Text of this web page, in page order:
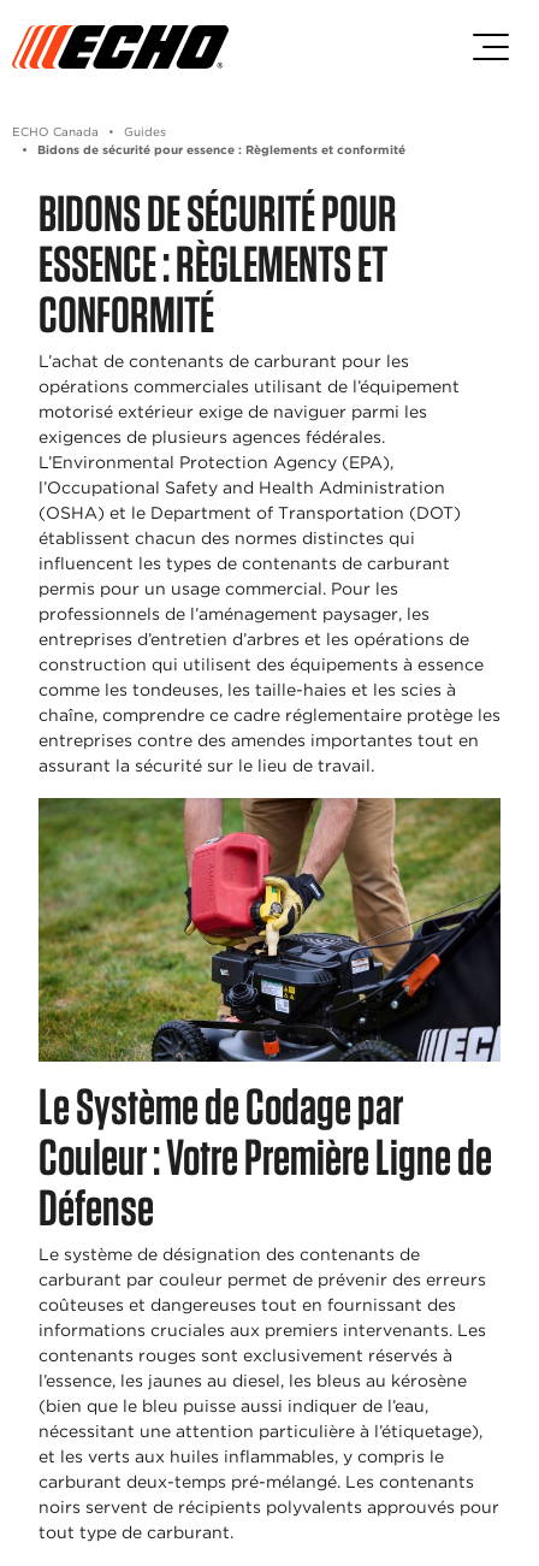
ECHO Canada
Guides
Bidons de sécurité pour essence : Règlements et conformité
BIDONS DE SÉCURITÉ POUR
ESSENCE : RÈGLEMENTS ET
CONFORMITÉ
L’achat de contenants de carburant pour les
opérations commerciales utilisant de l’équipement
motorisé extérieur exige de naviguer parmi les
exigences de plusieurs agences fédérales.
L’Environmental Protection Agency (EPA),
l’Occupational Safety and Health Administration
(OSHA) et le Department of Transportation (DOT)
établissent chacun des normes distinctes qui
influencent les types de contenants de carburant
permis pour un usage commercial. Pour les
professionnels de l’aménagement paysager, les
entreprises d’entretien d’arbres et les opérations de
construction qui utilisent des équipements à essence
comme les tondeuses, les taille-haies et les scies à
chaîne, comprendre ce cadre réglementaire protège les
entreprises contre des amendes importantes tout en
assurant la sécurité sur le lieu de travail.
Le Système de Codage par
Couleur : Votre Première Ligne de
Défense
Le système de désignation des contenants de
carburant par couleur permet de prévenir des erreurs
coûteuses et dangereuses tout en fournissant des
informations cruciales aux premiers intervenants. Les
contenants rouges sont exclusivement réservés à
l’essence, les jaunes au diesel, les bleus au kérosène
(bien que le bleu puisse aussi indiquer de l’eau,
nécessitant une attention particulière à l’étiquetage),
et les verts aux huiles inflammables, y compris le
carburant deux-temps pré-mélangé. Les contenants
noirs servent de récipients polyvalents approuvés pour
tout type de carburant.